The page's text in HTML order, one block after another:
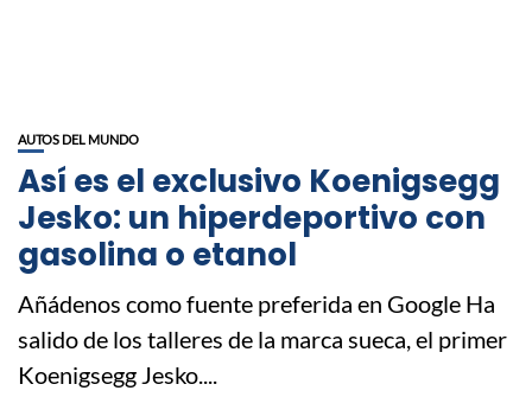
AUTOS DEL MUNDO
Así es el exclusivo Koenigsegg
Jesko: un hiperdeportivo con
gasolina o etanol
Añádenos como fuente preferida en Google Ha
salido de los talleres de la marca sueca, el primer
Koenigsegg Jesko....